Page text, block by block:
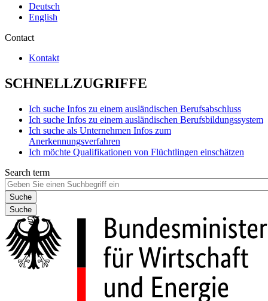
Deutsch
English
Contact
Kontakt
SCHNELLZUGRIFFE
Ich suche Infos zu einem ausländischen Berufsabschluss
Ich suche Infos zu einem ausländischen Berufsbildungssystem
Ich suche als Unternehmen Infos zum
Anerkennungsverfahren
Ich möchte Qualifikationen von Flüchtlingen einschätzen
Search term
Suche